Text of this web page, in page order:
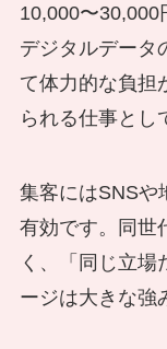
10,000〜30,000
デジタルデータ
て体力的な負担
られる仕事とし
集客にはSNSや
有効です。同世
く、「同じ立場
ージは大きな強